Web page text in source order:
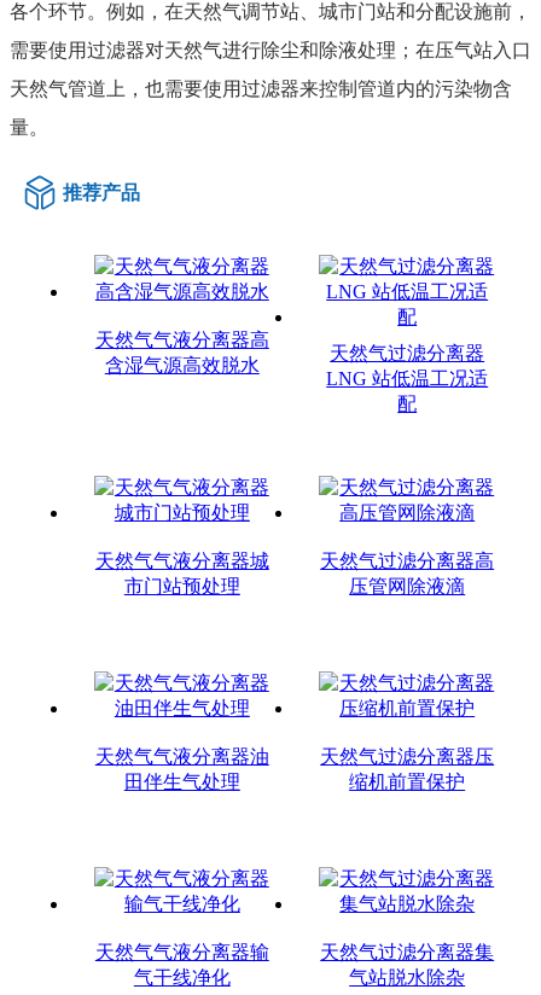
各个环节。例如，在天然气调节站、城市门站和分配设施前，
需要使用过滤器对天然气进行除尘和除液处理；在压气站入口
天然气管道上，也需要使用过滤器来控制管道内的污染物含
量。
推荐产品
天然气气液分离器高
含湿气源高效脱水
天然气过滤分离器
LNG 站低温工况适
配
天然气气液分离器城
市门站预处理
天然气过滤分离器高
压管网除液滴
天然气气液分离器油
田伴生气处理
天然气过滤分离器压
缩机前置保护
天然气气液分离器输
气干线净化
天然气过滤分离器集
气站脱水除杂